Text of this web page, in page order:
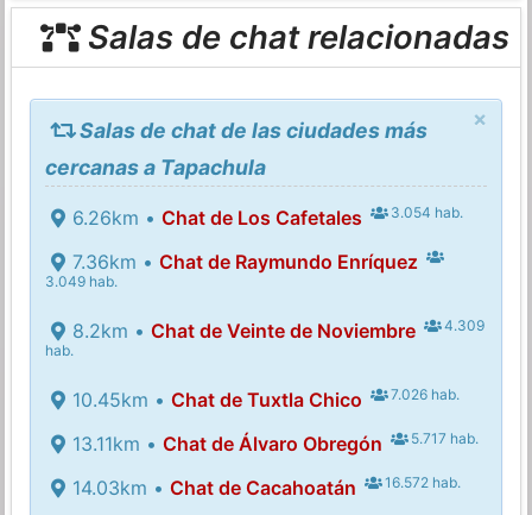
Salas de chat relacionadas
×
Salas de chat de las ciudades más
cercanas a Tapachula
6.26km • Chat de Los Cafetales 3.054 hab.
7.36km • Chat de Raymundo Enríquez
3.049 hab.
8.2km • Chat de Veinte de Noviembre
4.309
hab.
10.45km • Chat de Tuxtla Chico 7.026 hab.
13.11km • Chat de Álvaro Obregón 5.717 hab.
14.03km • Chat de Cacahoatán 16.572 hab.